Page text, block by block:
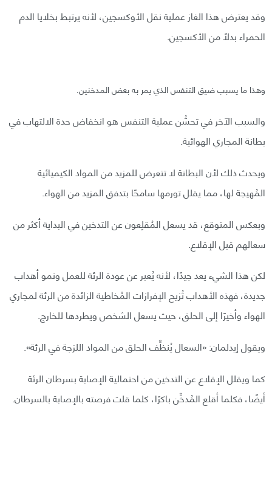
وقد يعترض هذا الغاز عملية نقل الأوكسجين، لأنه يرتبط بخلايا الدم
الحمراء بدلًا من الأكسجين.
وهذا ما يسبب ضيق التنفس الذي يمر به بعض المدخنين.
والسبب الآخر في تحسُّن عملية التنفس هو انخفاض حدة الالتهاب في
بطانة المجاري الهوائية.
ويحدث ذلك لأن البطانة لا تتعرض للمزيد من المواد الكيميائية
المُهيجة لها، مما يقلل تورمها سامحًا بتدفق المزيد من الهواء.
وبعكس المتوقع، قد يسعل المُقلِعون عن التدخين في البداية أكثر من
سعالهم قبل الإقلاع.
لكن هذا الشيء يعد جيدًا، لأنه يُعبر عن عودة الرئة للعمل ونمو أهداب
جديدة، فهذه الأهداب تُزيح الإفرازات المُخاطية الزائدة من الرئة لمجاري
الهواء وأخيرًا إلى الحلق، حيث يسعل الشخص ويطردها للخارج.
ويقول إيدلمان: «السعال يُنظِّف الحلق من المواد اللزجة في الرئة».
كما ويقلل الإقلاع عن التدخين من احتمالية الإصابة بسرطان الرئة
أيضًا، فكلما أقلع المُدخِّن باكرًا، كلما قلت فرصته بالإصابة بالسرطان.